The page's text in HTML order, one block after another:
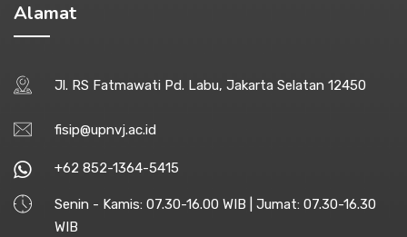
Alamat
Jl. RS Fatmawati Pd. Labu, Jakarta Selatan 12450
fisip@upnvj.ac.id
+62 852-1364-5415
Senin - Kamis: 07.30-16.00 WIB | Jumat: 07.30-16.30
WIB